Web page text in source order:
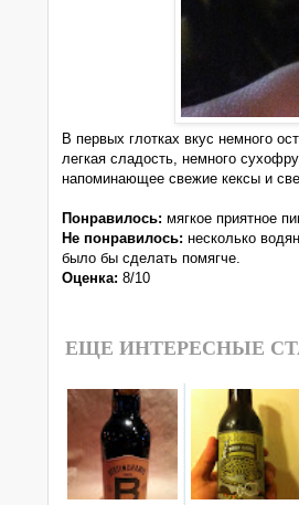
В первых глотках вкус немного
легкая сладость, немного
напоминающее свежие кексы и
Понравилось: мягкое приятное
Не понравилось: несколько
было бы сделать помягче.
Оценка: 8/10
ЕЩЕ ИНТЕРЕСНЫЕ